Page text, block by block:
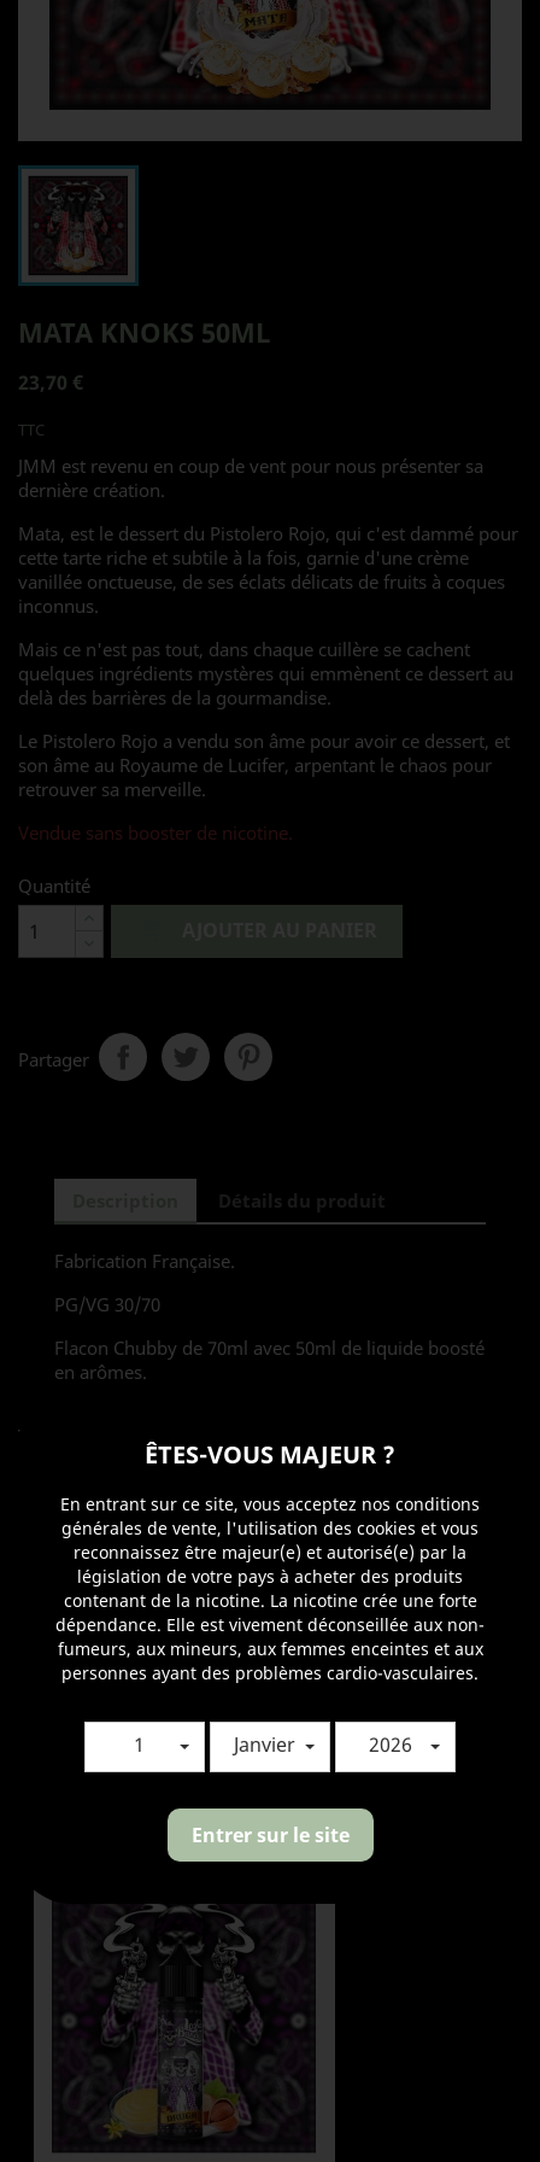
MATA KNOKS 50ML
23,70 €
TTC
JMM est revenu en coup de vent pour nous présenter sa
dernière création.
Mata, est le dessert du Pistolero Rojo, qui c'est dammé pour
cette tarte riche et subtile à la fois, garnie d'une crème
vanillée onctueuse, de ses éclats délicats de fruits à coques
inconnus.
Mais ce n'est pas tout, dans chaque cuillère se cachent
quelques ingrédients mystères qui emmènent ce dessert au
delà des barrières de la gourmandise.
Le Pistolero Rojo a vendu son âme pour avoir ce dessert, et
son âme au Royaume de Lucifer, arpentant le chaos pour
retrouver sa merveille.
Vendue sans booster de nicotine.
Quantité
Partager
Détails du produit
Fabrication Française.
PG/VG 30/70
Flacon Chubby de 70ml avec 50ml de liquide boosté
en arômes.
VOUS AIMEREZ AUSSI
Prix
1,20 €
ÊTES-VOUS MAJEUR ?
En entrant sur ce site, vous acceptez nos conditions
générales de vente, l'utilisation des cookies et vous
reconnaissez être majeur(e) et autorisé(e) par la
législation de votre pays à acheter des produits
contenant de la nicotine. La nicotine crée une forte
dépendance. Elle est vivement déconseillée aux non-
fumeurs, aux mineurs, aux femmes enceintes et aux
personnes ayant des problèmes cardio-vasculaires.
1 Janvier 2026
Entrer sur le site